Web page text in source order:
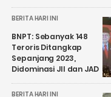
BERITA HARI INI
BNPT: Sebanyak 148
Teroris Ditangkap
Sepanjang 2023,
Didominasi JII dan JAD
BERITA HARI INI